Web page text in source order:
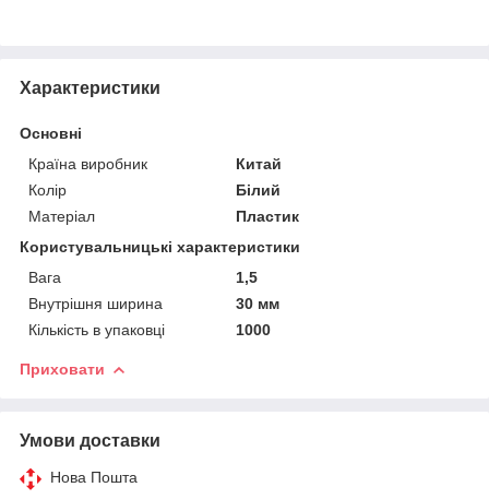
Характеристики
Основні
Країна виробник
Китай
Колір
Білий
Матеріал
Пластик
Користувальницькі характеристики
Вага
1,5
Внутрішня ширина
30 мм
Кількість в упаковці
1000
Приховати
Умови доставки
Нова Пошта